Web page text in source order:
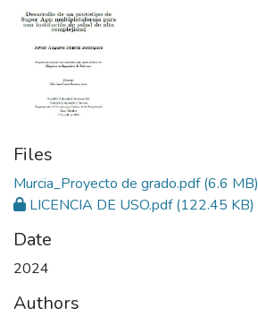
Files
Murcia_Proyecto de grado.pdf(6.6 MB)
LICENCIA DE USO.pdf(122.45 KB)
Date
2024
Authors